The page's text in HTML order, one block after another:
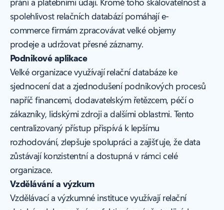
spolehlivost relačních databází pomáhají e-
commerce firmám zpracovávat velké objemy
prodeje a udržovat přesné záznamy.
Podnikové aplikace
Velké organizace využívají relační databáze ke
sjednocení dat a zjednodušení podnikových procesů
napříč financemi, dodavatelským řetězcem, péčí o
zákazníky, lidskými zdroji a dalšími oblastmi. Tento
centralizovaný přístup přispívá k lepšímu
rozhodování, zlepšuje spolupráci a zajišťuje, že data
zůstávají konzistentní a dostupná v rámci celé
organizace.
Vzdělávání a výzkum
Vzdělávací a výzkumné instituce využívají relační